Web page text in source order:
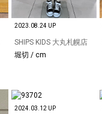
2023.08.24 UP
SHIPS KIDS 大丸札幌店
堀切 / cm
2024.03.12 UP